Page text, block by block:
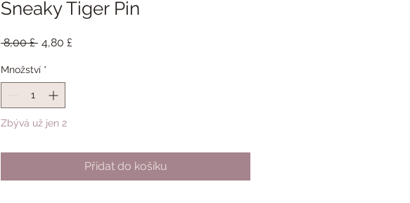
Sneaky Tiger Pin
8,00 £ Běžná
4,80 £
Množství *
Zbývá už jen 2
Přidat do košíku